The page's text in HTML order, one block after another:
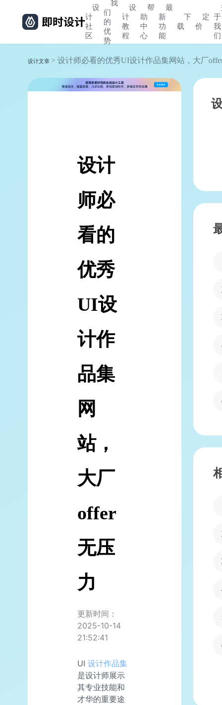
设
计
社
区
我
们
的
优
势
设
计
教
程
帮
助
中
心
最
新
功
能
下
载
定
价
于
我
们
设计文章 > 设计师必看的优秀UI设计作品集网站，大厂
设计
师必
看的
优秀
UI设
计作
品集
网
站，
大厂
offer
无压
力
更新时间：
2025-10-14
21:52:41
UI 设计作品集
是设计师展示
其专业技能和
才华的重要途